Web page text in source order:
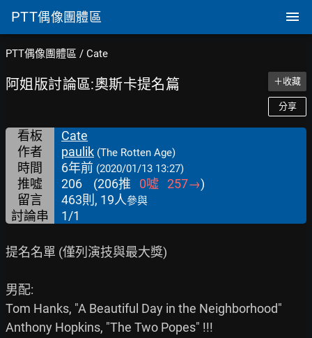
PTT偶像團體區
PTT偶像團體區 / Cate
阿姐版討論區:奧斯卡提名篇 ＋收藏
分享
看板
Cate
作者
paulik (The Rotten Age)
時間 6年前 (2020/01/13 13:27)
推噓 206 (206推 0噓 257→)
留言
463則, 19人參與
討論串 1/1
提名名單 (僅列演技與最大獎)
男配:
Tom Hanks, "A Beautiful Day in the Neighborhood"
Anthony Hopkins, "The Two Popes" !!!